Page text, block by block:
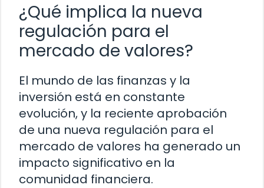
¿Qué implica la nueva
regulación para el
mercado de valores?
El mundo de las finanzas y la
inversión está en constante
evolución, y la reciente aprobación
de una nueva regulación para el
mercado de valores ha generado un
impacto significativo en la
comunidad financiera.